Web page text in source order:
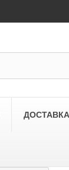
ДОСТАВКА